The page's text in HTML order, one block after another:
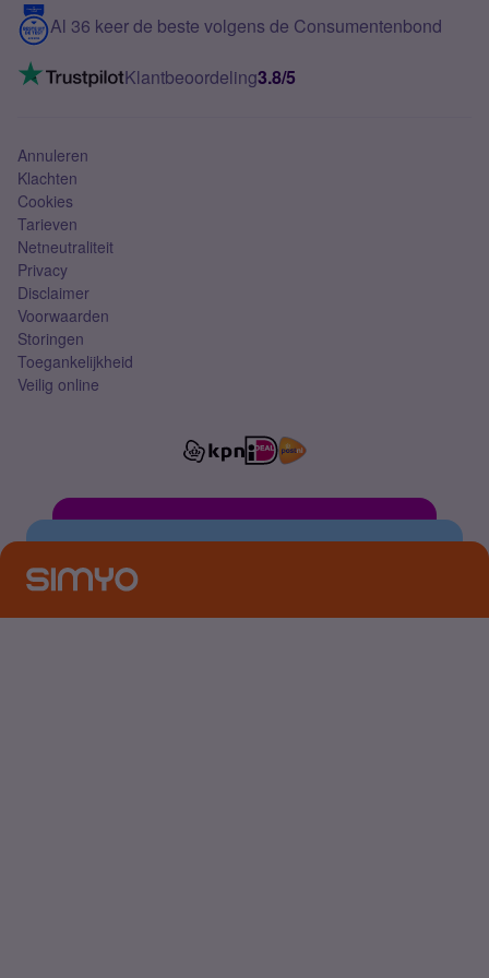
5G internet
Mobiel internet
Mobiel abonnement
Contact
VoLTE 4G bellen
Al 36 keer de beste volgens de Consumentenbond
Klantbeoordeling3.8/5
Annuleren
Klachten
Cookies
Tarieven
Netneutraliteit
Privacy
Disclaimer
Voorwaarden
Storingen
Toegankelijkheid
Veilig online